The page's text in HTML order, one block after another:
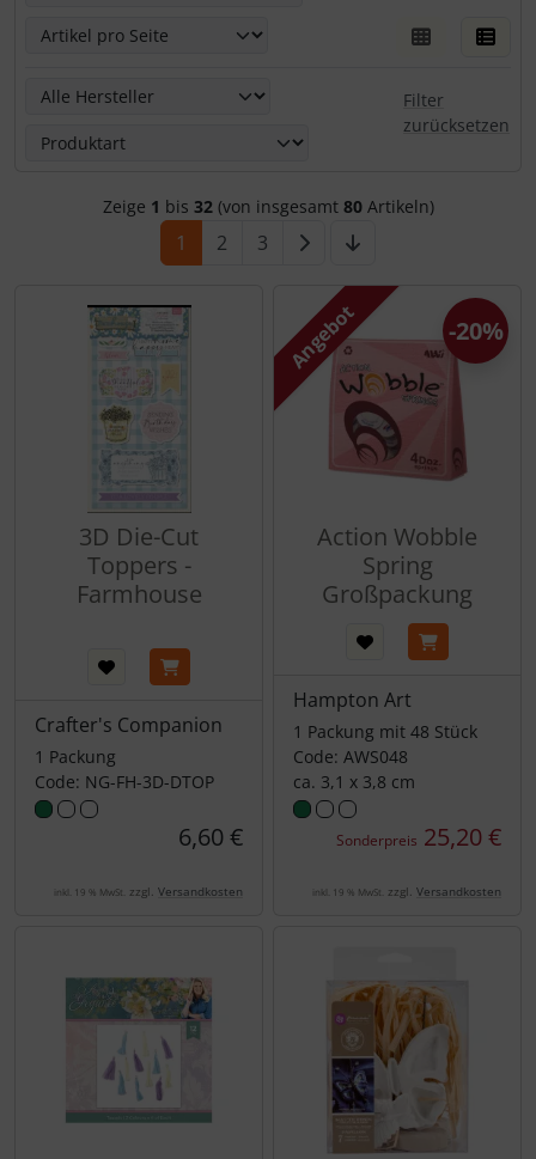
Hier kannst Du die nachfolgenden Artikel nach ihren
Filter
zurücksetzen
Zeige 1 bis 32(von insgesamt 80Artikeln)
1 2 3
3D Die-Cut
Toppers -
Farmhouse
Crafter's Companion
1 Packung
Code: NG-FH-3D-DTOP
6,60 €
inkl. 19 % MwSt. zzgl. Versandkosten
Angebot
Action Wobble
Spring
Großpackung
Hampton Art
1 Packung mit 48 Stück
Code: AWS048
ca. 3,1 x 3,8 cm
Sonderpreis 25,20 €
-20%
inkl. 19 % MwSt. zzgl. Versandkosten